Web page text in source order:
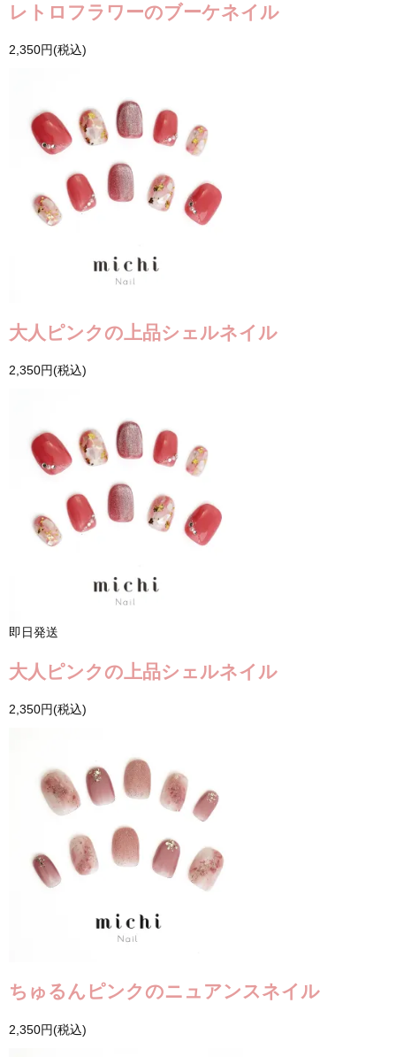
レトロフラワーのブーケネイル
2,350円(税込)
大人ピンクの上品シェルネイル
2,350円(税込)
即日発送
大人ピンクの上品シェルネイル
2,350円(税込)
ちゅるんピンクのニュアンスネイル
2,350円(税込)